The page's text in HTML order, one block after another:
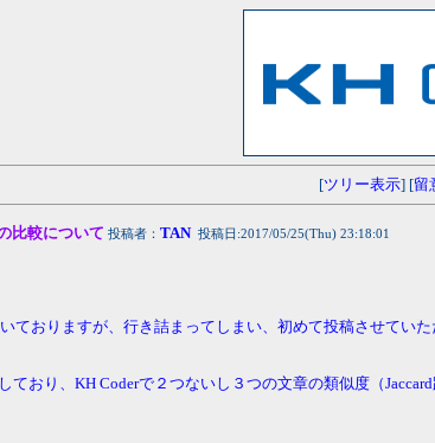
[ツリー表示] [留
比較について 投稿者： TAN 投稿日:2017/05/25(Thu) 23:18:01
ておりますが、行き詰まってしまい、初めて投稿させていた
おり、KH Coderで２つないし３つの文章の類似度（